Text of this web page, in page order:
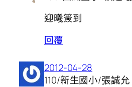
迎曦簽到
回覆
2012-04-28
110/新生國小/張誠允